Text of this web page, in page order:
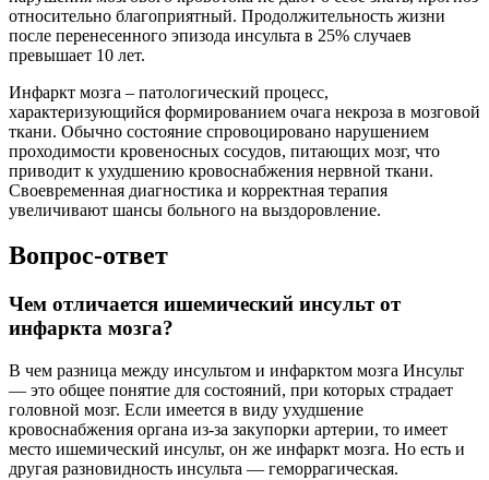
относительно благоприятный. Продолжительность жизни
после перенесенного эпизода инсульта в 25% случаев
превышает 10 лет.
Инфаркт мозга – патологический процесс,
характеризующийся формированием очага некроза в мозговой
ткани. Обычно состояние спровоцировано нарушением
проходимости кровеносных сосудов, питающих мозг, что
приводит к ухудшению кровоснабжения нервной ткани.
Своевременная диагностика и корректная терапия
увеличивают шансы больного на выздоровление.
Вопрос-ответ
Чем отличается ишемический инсульт от
инфаркта мозга?
В чем разница между инсультом и инфарктом мозга Инсульт
— это общее понятие для состояний, при которых страдает
головной мозг. Если имеется в виду ухудшение
кровоснабжения органа из-за закупорки артерии, то имеет
место ишемический инсульт, он же инфаркт мозга. Но есть и
другая разновидность инсульта — геморрагическая.